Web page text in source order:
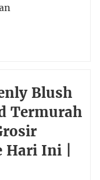
Blush
Termurah
Hari Ini |